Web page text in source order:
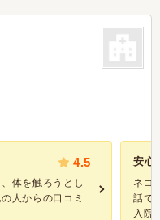
4.5
体を触ろうとし
人からの口コミ
安心
ネコ
話で
入院